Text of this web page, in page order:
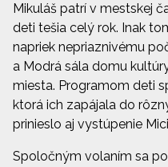
Mikuláš patrí v mestskej
deti tešia celý rok. Inak
napriek nepriaznivému
a Modrá sála domu
miesta. Programom deti
ktorá ich zapájala do
prinieslo aj vystúpenie
Spoločným volaním sa